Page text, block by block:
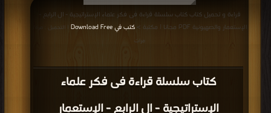
كتاب سلسلة قراءة فى فكر علماء
الإستراتيجية - ال الرابع - الإستعمار
قراءة و تحميل كتاب كتاب سلسلة قراءة فى فكر علماء الإستراتيجية - ال الرابع -
الإستعمار والصهيونية PDF مجانا | مكتبة >
كتب في Download Free
| التحميل : مرة/